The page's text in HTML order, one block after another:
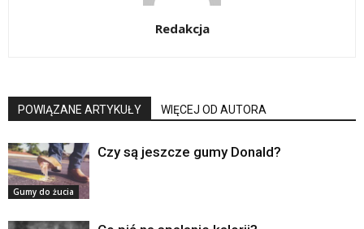
Redakcja
POWIĄZANE ARTYKUŁY WIĘCEJ OD AUTORA
Gumy do żucia
Czy są jeszcze gumy Donald?